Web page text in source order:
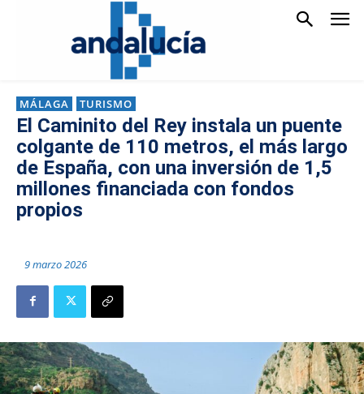
MÁLAGA TURISMO
El Caminito del Rey instala un puente
colgante de 110 metros, el más largo
de España, con una inversión de 1,5
millones financiada con fondos
propios
9 marzo 2026